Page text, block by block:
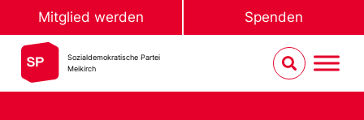
Mitglied werden Spenden
Sozialdemokratische Partei
Meikirch